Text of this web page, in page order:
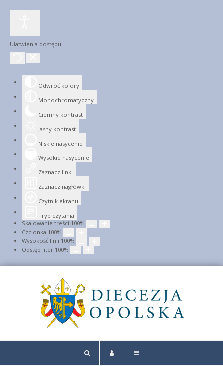
Ułatwienia dostępu
Odwróć kolory
Monochromatyczny
Ciemny kontrast
Jasny kontrast
Niskie nasycenie
Wysokie nasycenie
Zaznacz linki
Zaznacz nagłówki
Czytnik ekranu
Tryb czytania
Skalowanie treści 100%
Czcionka 100%
Wysokość linii 100%
Odstęp liter 100%